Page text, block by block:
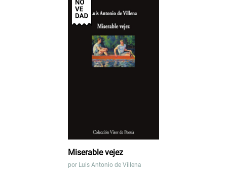
Miserable vejez
por Luis Antonio de Villena